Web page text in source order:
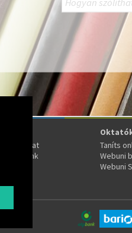
Kapcsolat
Oktatóink
Taníts
Webuni
Webuni